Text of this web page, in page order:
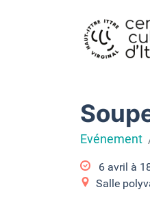
Evénement
6 avril à
Salle